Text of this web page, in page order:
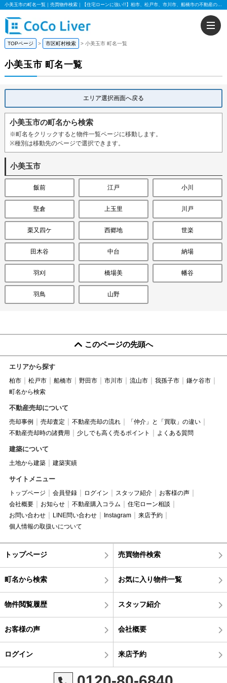
小美玉市の町名一覧｜売買物件検索｜【住宅ローンに強い!!】柏市、松戸市、市川市、船橋市の不動産のことなら株式会社ココリバー
TOPページ 市区町村検索 小美玉市 町名一覧
小美玉市 町名一覧
エリア選択画面へ戻る
小美玉市の町名から検索
※町名をクリックすると物件一覧ページに移動します。
※種別は移動先のページで選択できます。
小美玉市
飯前 江戸 小川
堅倉 上玉里 川戸
栗又四ケ 西郷地 世楽
田木谷 中台 納場
羽刈 橋場美 幡谷
羽鳥 山野
このページの先頭へ
エリアから探す
柏市 松戸市 船橋市 野田市 市川市 流山市 我孫子市
鎌ケ谷市
町名から検索
不動産売却について
売却事例 売却査定 不動産売却の流れ
「仲介」と「買取」の違い
不動産売却時の諸費用
少しでも高く売るポイント よくある質問
建築について
土地から建築 建築実績
サイトメニュー
トップページ 会員登録 ログイン スタッフ紹介
お客様の声
会社概要
お知らせ 不動産購入コラム
住宅ローン相談
お問い合わせ
LINE問い合わせ Instagram
来店予約
個人情報の取扱いについて
トップページ 売買物件検索
町名から検索 お気に入り物件一覧
物件閲覧履歴 スタッフ紹介
お客様の声 会社概要
ログイン 来店予約